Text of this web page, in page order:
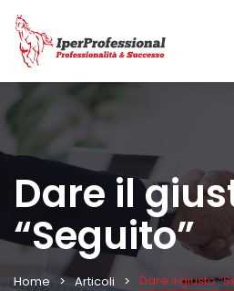
Dare il
“Seguito”
Home Articoli Dare il giusto